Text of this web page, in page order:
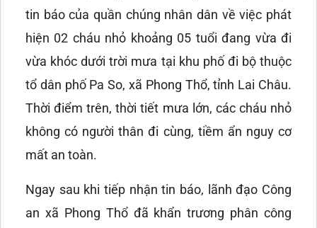
tin báo của quần chúng nhân dân về việc phát
hiện 02 cháu nhỏ khoảng 05 tuổi đang vừa đi
vừa khóc dưới trời mưa tại khu phố đi bộ thuộc
tổ dân phố Pa So, xã Phong Thổ, tỉnh Lai Châu.
Thời điểm trên, thời tiết mưa lớn, các cháu nhỏ
không có người thân đi cùng, tiềm ẩn nguy cơ
mất an toàn.
Ngay sau khi tiếp nhận tin báo, lãnh đạo Công
an xã Phong Thổ đã khẩn trương phân công